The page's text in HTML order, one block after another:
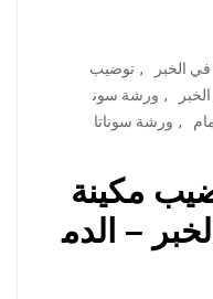
الخبر , توضيب
, ورشة سون
, ورشة سوناتا
مكينة
– الدم